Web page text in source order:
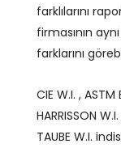
farklılarını
firmasının
farklarını
CIE W.I. , ASTM
HARRISSON
TAUBE W.I.